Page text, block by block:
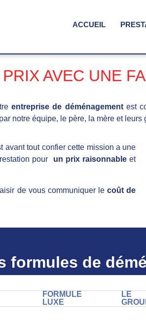
ACCUEIL
AVEC UNE
entreprise de déménagementest
notre équipe, le père, la mère et
avant tout confier cette mission a une
pour un prix raisonnable et
de vous communiquer lecoût de
formules de
FORMULE
LUXE
LE